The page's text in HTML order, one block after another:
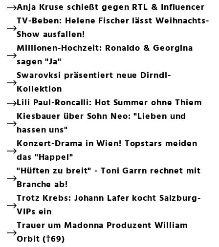
Anja Kruse schießt gegen RTL & Influencer
TV-Beben: Helene Fischer lässt Weihnachts-
Show ausfallen!
Millionen-Hochzeit: Ronaldo & Georgina
sagen "Ja"
Swarovksi präsentiert neue Dirndl-
Kollektion
Lili Paul-Roncalli: Hot Summer ohne Thiem
Kiesbauer über Sohn Neo: "Lieben und
hassen uns"
Konzert-Drama in Wien! Topstars meiden
das "Happel"
"Hüften zu breit" - Toni Garrn rechnet mit
Branche ab!
Trotz Krebs: Johann Lafer kocht Salzburg-
VIPs ein
Trauer um Madonna Produzent William
Orbit (†69)